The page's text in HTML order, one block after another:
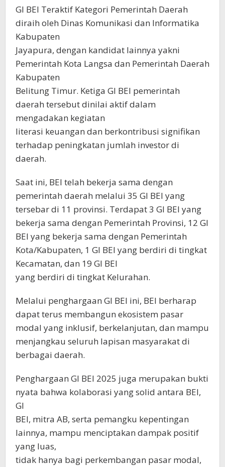
GI BEI Teraktif Kategori Pemerintah Daerah
diraih oleh Dinas Komunikasi dan Informatika
Kabupaten
Jayapura, dengan kandidat lainnya yakni
Pemerintah Kota Langsa dan Pemerintah Daerah
Kabupaten
Belitung Timur. Ketiga GI BEI pemerintah
daerah tersebut dinilai aktif dalam
mengadakan kegiatan
literasi keuangan dan berkontribusi signifikan
terhadap peningkatan jumlah investor di
daerah.
Saat ini, BEI telah bekerja sama dengan
pemerintah daerah melalui 35 GI BEI yang
tersebar di 11 provinsi. Terdapat 3 GI BEI yang
bekerja sama dengan Pemerintah Provinsi, 12 GI
BEI yang bekerja sama dengan Pemerintah
Kota/Kabupaten, 1 GI BEI yang berdiri di tingkat
Kecamatan, dan 19 GI BEI
yang berdiri di tingkat Kelurahan.
Melalui penghargaan GI BEI ini, BEI berharap
dapat terus membangun ekosistem pasar
modal yang inklusif, berkelanjutan, dan mampu
menjangkau seluruh lapisan masyarakat di
berbagai daerah.
Penghargaan GI BEI 2025 juga merupakan bukti
nyata bahwa kolaborasi yang solid antara BEI,
GI
BEI, mitra AB, serta pemangku kepentingan
lainnya, mampu menciptakan dampak positif
yang luas,
tidak hanya bagi perkembangan pasar modal,